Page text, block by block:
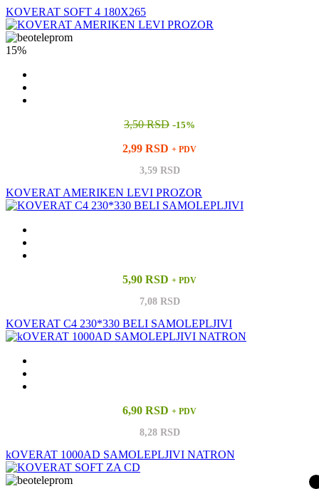
KOVERAT SOFT 4 180X265
15%
3,50 RSD -15%
2,99 RSD + PDV
3,59 RSD
KOVERAT AMERIKEN LEVI PROZOR
5,90 RSD + PDV
7,08 RSD
KOVERAT C4 230*330 BELI SAMOLEPLJIVI
6,90 RSD + PDV
8,28 RSD
kOVERAT 1000AD SAMOLEPLJIVI NATRON